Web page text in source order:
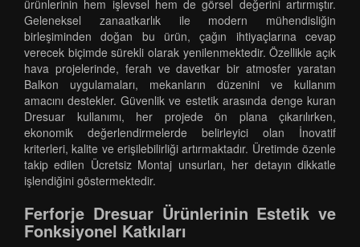
ürünlerinin hem işlevsel hem de görsel değerini artırmıştır.
Geleneksel zanaatkarlık ile modern mühendisliğin
birleşiminden doğan bu ürün, çağın ihtiyaçlarına cevap
verecek biçimde sürekli olarak yenilenmektedir. Özellikle açık
hava projelerinde, ferah ve davetkar bir atmosfer yaratan
Balkon uygulamaları, mekanların düzenini ve kullanım
amacını destekler. Güvenlik ve estetik arasında denge kuran
Dresuar kullanımı, her projede ön plana çıkarılırken,
ekonomik değerlendirmelerde belirleyici olan İnovatif
kriterleri, kalite ve erişilebilirliği artırmaktadır. Üretimde özenle
takip edilen Ücretsiz Montaj unsurları, her detayın dikkatle
işlendiğini göstermektedir.
Ferforje Dresuar Ürünlerinin Estetik ve
Fonksiyonel Katkıları